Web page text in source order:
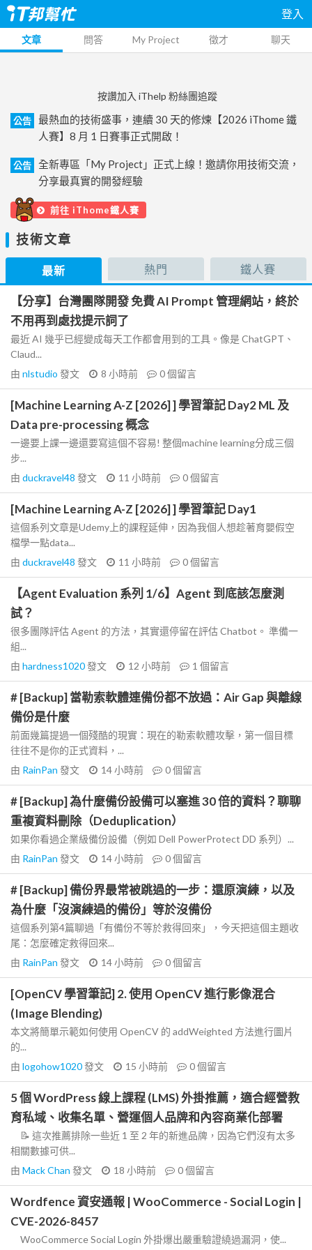
登入
文章 問答 My Project 徵才 聊天
按讚加入 iThelp 粉絲團追蹤
公告
最熱血的技術盛事，連續 30 天的修煉【2026 iThome 鐵
人賽】8 月 1 日賽事正式開啟！
公告
全新專區「My Project」正式上線！邀請你用技術交流，
分享最真實的開發經驗
前往 iThome鐵人賽
技術文章
最新 熱門 鐵人賽
【分享】台灣團隊開發 免費 AI Prompt 管理網站，終於
不用再到處找提示詞了
最近 AI 幾乎已經變成每天工作都會用到的工具。像是 ChatGPT、
Claud...
由 nlstudio 發文 8 小時前 0個留言
[Machine Learning A-Z [2026] ] 學習筆記 Day2 ML 及
Data pre-processing 概念
一邊要上課一邊還要寫這個不容易! 整個machine learning分成三個
步...
由 duckravel48 發文 11 小時前 0個留言
[Machine Learning A-Z [2026] ] 學習筆記 Day1
這個系列文章是Udemy上的課程延伸，因為我個人想趁著育嬰假空
檔學一點data...
由 duckravel48 發文 11 小時前 0個留言
【Agent Evaluation 系列 1/6】Agent 到底該怎麼測
試？
很多團隊評估 Agent 的方法，其實還停留在評估 Chatbot。 準備一
組...
由 hardness1020發文 12 小時前 1 個留言
# [Backup] 當勒索軟體連備份都不放過：Air Gap 與離線
備份是什麼
前面幾篇提過一個殘酷的現實：現在的勒索軟體攻擊，第一個目標
往往不是你的正式資料，...
由 RainPan 發文 14 小時前 0個留言
# [Backup] 為什麼備份設備可以塞進 30 倍的資料？聊聊
重複資料刪除（Deduplication）
如果你看過企業級備份設備（例如 Dell PowerProtect DD 系列）...
由 RainPan 發文 14 小時前 0個留言
# [Backup] 備份界最常被跳過的一步：還原演練，以及
為什麼「沒演練過的備份」等於沒備份
這個系列第4篇聊過「有備份不等於救得回來」，今天把這個主題收
尾：怎麼確定救得回來...
由 RainPan 發文 14 小時前 0個留言
[OpenCV 學習筆記] 2. 使用 OpenCV 進行影像混合
(Image Blending)
本文將簡單示範如何使用 OpenCV 的 addWeighted 方法進行圖片
的...
由 logohow1020發文 15 小時前 0個留言
5 個 WordPress 線上課程 (LMS) 外掛推薦，適合經營教
育私域、收集名單、營運個人品牌和內容商業化部署
📝 這次推薦排除一些近 1 至 2 年的新進品牌，因為它們沒有太多
相關數據可供...
由 Mack Chan 發文 18 小時前 0個留言
Wordfence 資安通報 | WooCommerce - Social Login |
CVE-2026-8457
WooCommerce Social Login 外掛爆出嚴重驗證繞過漏洞，使...